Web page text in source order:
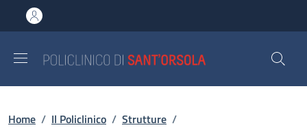
al contenuto principale
to footer content
Briciole di pane
Home / Il Policlinico / Strutture /